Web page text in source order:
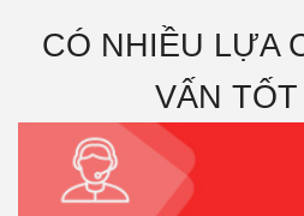
CÓ NHIỀU LỰA
VẤN